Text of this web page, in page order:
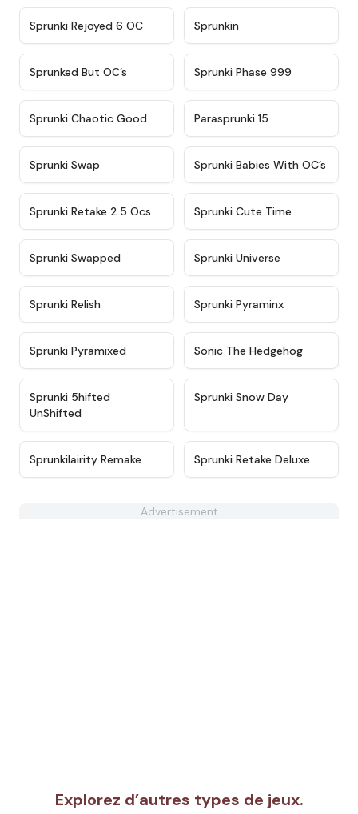
★ 4.4
Sprunki Rejoyed 6 OC Sprunkin
Sprunked But OC’s Sprunki Phase 999
★ 4.7
Sprunki Chaotic Good Parasprunki 15
Sprunki Swap ★ 4.8
Sprunki Babies With OC’s
★ 4.6
Sprunki Retake 2.5 Ocs Sprunki Cute Time
Sprunki Swapped Sprunki Universe
Sprunki Relish Sprunki Pyraminx
Sprunki Pyramixed ★
Sonic The Hedgehog
Sprunki 5hifted
UnShifted
Sprunki Snow Day
★
Sprunkilairity Remake ★ 4.6
Sprunki Retake Deluxe
Advertisement
Explorez d’autres types de jeux.